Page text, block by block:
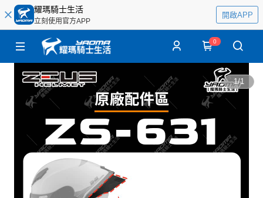
耀瑪騎士生活
立刻使用官方APP
開啟APP
0
1/1